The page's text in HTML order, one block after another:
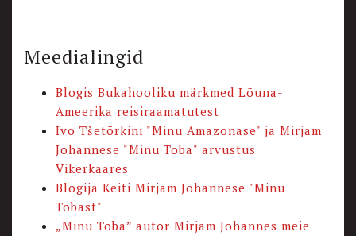
Meedialingid
Blogis Bukahooliku märkmed Lõuna-
Ameerika reisiraamatutest
Ivo Tšetõrkini "Minu Amazonase" ja Mirjam
Johannese "Minu Toba" arvustus
Vikerkaares
Blogija Keiti Mirjam Johannese "Minu
Tobast"
„Minu Toba” autor Mirjam Johannes meie